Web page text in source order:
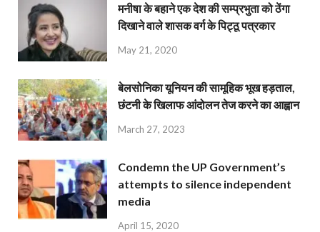
मनीषा के बहाने एक देश की सम्प्रभुता को ठेंगा
दिखाने वाले शासक वर्ग के पिट्ठू पत्रकार
May 21, 2020
बेलसोनिका यूनियन की सामूहिक भूख हड़ताल,
छंटनी के खिलाफ आंदोलन तेज करने का आह्वान
March 27, 2023
Condemn the UP Government’s
attempts to silence independent
media
April 15, 2020